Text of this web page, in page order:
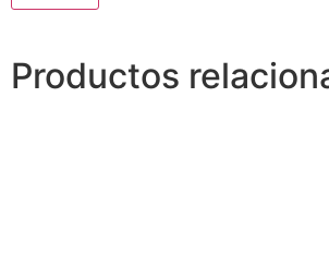
Productos